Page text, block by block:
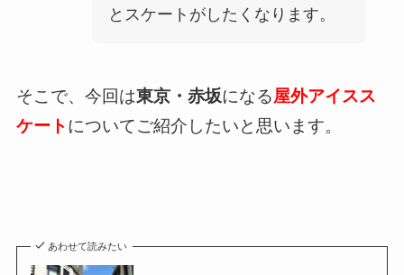
とスケートがしたくなります。
そこで、今回は東京・赤坂になる屋外アイスス
ケートについてご紹介したいと思います。
あわせて読みたい